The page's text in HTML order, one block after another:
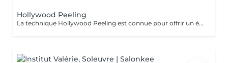
Hollywood Peeling
La technique Hollywood Peeling est connue pour offrir un éclaircissement immédiat de la peau et une apparence lisse et rafraîchie. Il est idéal pour les personnes ayant une peau à tendance acnéique, un teint terne ou des signes de vieillissement, et il est particulièrement bénéfique avant un événement spécial en raison de ses résultats rapides et visibles. Contre Indications: - Non recommandé pour les peaux foncées.